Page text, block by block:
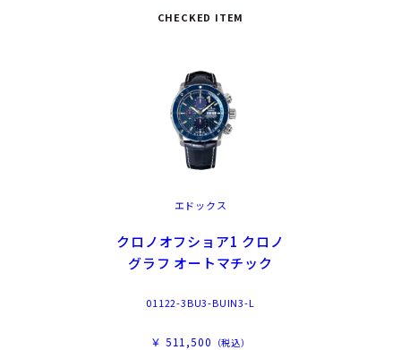
CHECKED ITEM
エドックス
クロノオフショア1 クロノ
グラフ オートマチック
01122-3BU3-BUIN3-L
￥ 511,500 （税込）